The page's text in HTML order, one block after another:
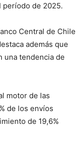
período de 2025.
Central de Chile
además que
una tendencia de
motor de las
de los envíos
de 19,6%